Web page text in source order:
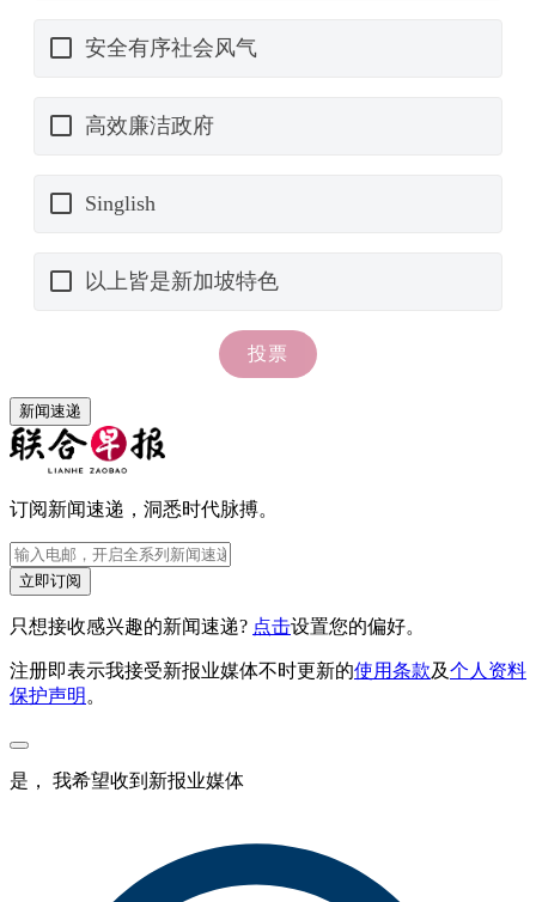
新闻速递
订阅新闻速递，洞悉时代脉搏。
立即订阅
只想接收感兴趣的新闻速递? 点击设置您的偏好。
注册即表示我接受新报业媒体不时更新的使用条款及个人资料
保护声明 。
是， 我希望收到新报业媒体